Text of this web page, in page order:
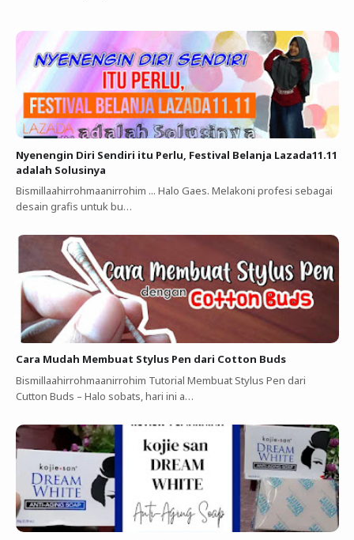
Nyenengin Diri Sendiri itu Perlu, Festival Belanja Lazada11.11
adalah Solusinya
Bismillaahirrohmaanirrohim ... Halo Gaes. Melakoni profesi sebagai
desain grafis untuk bu…
Cara Mudah Membuat Stylus Pen dari Cotton Buds
Bismillaahirrohmaanirrohim Tutorial Membuat Stylus Pen dari
Cutton Buds ‎–‎ Halo sobats, hari ini a…